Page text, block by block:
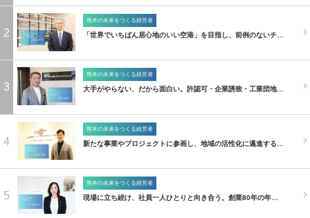
2
熊本の未来をつくる経営者
「世界でいちばん居心地のいい空港」を目指し、前例のないチ…
3
熊本の未来をつくる経営者
大手がやらない、だから面白い。許認可・企業誘致・工業団地…
4
熊本の未来をつくる経営者
新たな事業やプロジェクトに参画し、地域の活性化に邁進する…
5
熊本の未来をつくる経営者
現場に立ち続け、社員一人ひとりと向き合う。創業80年の年…